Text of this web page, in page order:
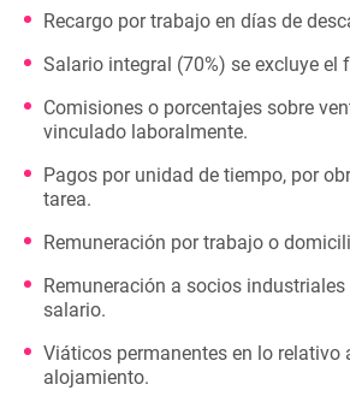
Recargo por trabajo en días de
Salario integral (70%) se excluye el
Comisiones o porcentajes sobre
vinculado laboralmente.
Pagos por unidad de tiempo, por
tarea.
Remuneración por trabajo o
Remuneración a socios
salario.
Viáticos permanentes en lo relativo
alojamiento.